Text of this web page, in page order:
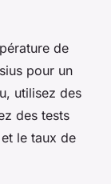
de
pour un
utilisez des
des tests
le taux de